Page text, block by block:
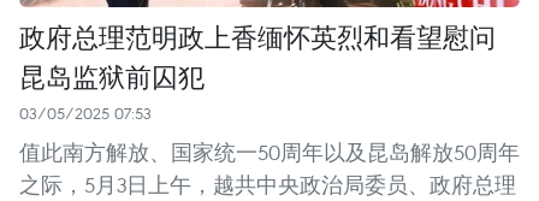
政府总理范明政上香缅怀英烈和看望慰问
昆岛监狱前囚犯
03/05/2025 07:53
值此南方解放、国家统一50周年以及昆岛解放50周年
之际，5月3日上午，越共中央政治局委员、政府总理